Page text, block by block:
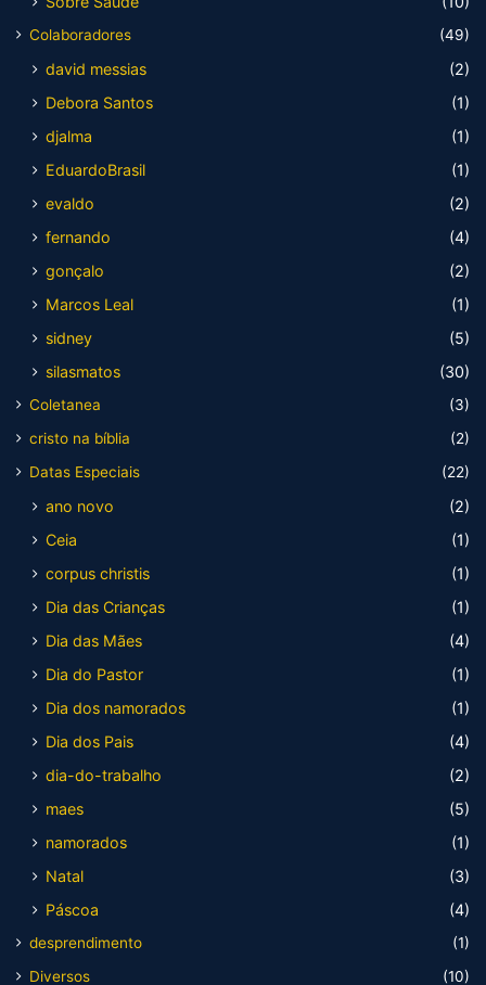
Colaboradores (49)
david messias
(2)
Debora Santos
(1)
djalma
(1)
EduardoBrasil
(1)
evaldo
(2)
fernando
(4)
gonçalo
(2)
Marcos Leal
(1)
sidney
(5)
silasmatos
(30)
Coletanea
(3)
cristo na bíblia
(2)
Datas Especiais
(22)
ano novo
(2)
Ceia
(1)
corpus christis
(1)
Dia das Crianças
(1)
Dia das Mães
(4)
Dia do Pastor
(1)
Dia dos namorados
(1)
Dia dos Pais
(4)
dia-do-trabalho
(2)
maes
(5)
namorados
(1)
Natal
(3)
Páscoa
(4)
desprendimento
(1)
Diversos
(10)